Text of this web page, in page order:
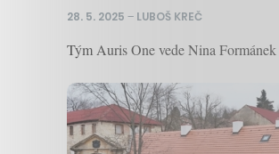
28. 5. 2025 – LUBOŠ KREČ
Tým Auris One vede Nina